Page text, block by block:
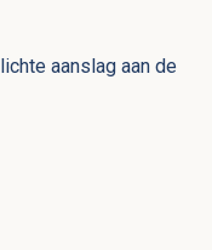
aanslag aan de